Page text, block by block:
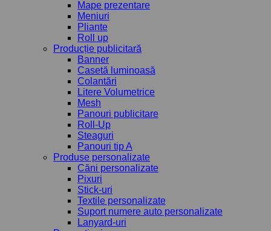
Mape prezentare
Meniuri
Pliante
Roll up
Producție publicitară
Banner
Casetă luminoasă
Colantări
Litere Volumetrice
Mesh
Panouri publicitare
Roll-Up
Steaguri
Panouri tip A
Produse personalizate
Căni personalizate
Pixuri
Stick-uri
Textile personalizate
Suport numere auto personalizate
Lanyard-uri